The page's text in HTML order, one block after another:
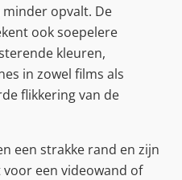
opvalt. De
ook soepelere
kleuren,
in zowel films als
flikkering van de
een strakke rand en zijn
een videowand of